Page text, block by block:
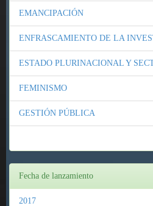
EMANCIPACIÓN
ENFRASCAMIENTO DE LA
ESTADO PLURINACIONAL Y
FEMINISMO
GESTIÓN PÚBLICA
Fecha de lanzamiento
2017